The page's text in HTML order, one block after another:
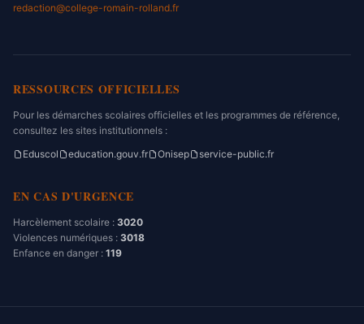
redaction@college-romain-rolland.fr
RESSOURCES OFFICIELLES
Pour les démarches scolaires officielles et les programmes de référence,
consultez les sites institutionnels :
Eduscol
education.gouv.fr Onisep service-public.fr
EN CAS D'URGENCE
Harcèlement scolaire : 3020
Violences numériques : 3018
Enfance en danger : 119